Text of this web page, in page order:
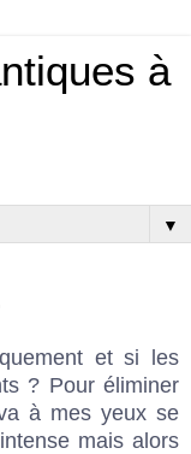
à
▼
et si les
? Pour éliminer
à mes yeux se
mais alors